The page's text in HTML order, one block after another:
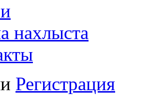
нахлыста
Регистрация